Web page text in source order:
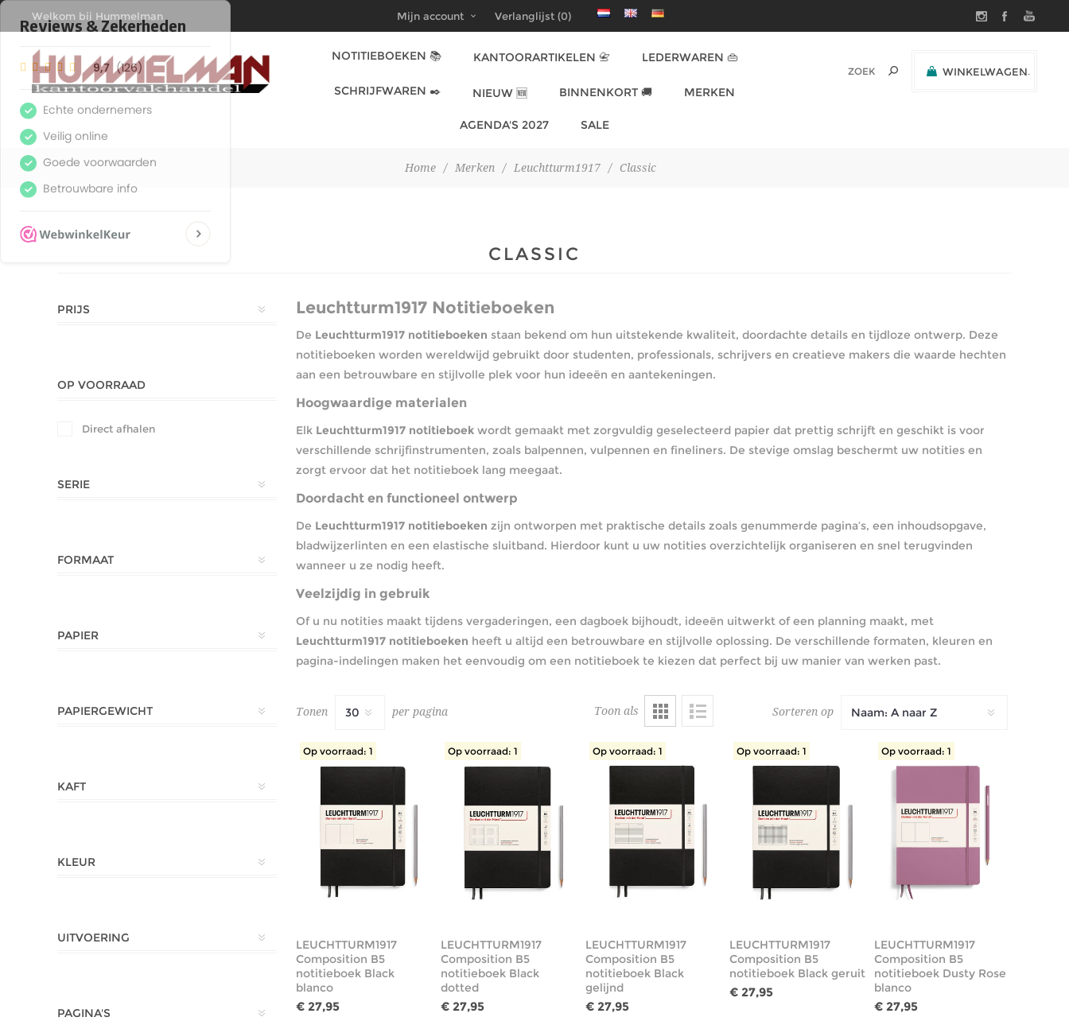
Welkom bij Hummelman
Kantoorvakhandel
Mijn account Verlanglijst (0)
WINKELWAGEN
NOTITIEBOEKEN 📚 KANTOORARTIKELEN 📇 LEDERWAREN 👜
SCHRIJFWAREN ✒️ NIEUW 🆕 BINNENKORT 🚚 MERKEN
AGENDA'S 2027 SALE
Home / Merken / Leuchtturm1917 / Classic
CLASSIC
Leuchtturm1917 Notitieboeken
De Leuchtturm1917 notitieboeken staan bekend om hun uitstekende kwaliteit, doordachte details en tijdloze ontwerp. Deze
notitieboeken worden wereldwijd gebruikt door studenten, professionals, schrijvers en creatieve makers die waarde hechten
aan een betrouwbare en stijlvolle plek voor hun ideeën en aantekeningen.
Hoogwaardige materialen
Elk Leuchtturm1917 notitieboek wordt gemaakt met zorgvuldig geselecteerd papier dat prettig schrijft en geschikt is voor
verschillende schrijfinstrumenten, zoals balpennen, vulpennen en fineliners. De stevige omslag beschermt uw notities en
zorgt ervoor dat het notitieboek lang meegaat.
Doordacht en functioneel ontwerp
De Leuchtturm1917 notitieboeken zijn ontworpen met praktische details zoals genummerde pagina’s, een inhoudsopgave,
bladwijzerlinten en een elastische sluitband. Hierdoor kunt u uw notities overzichtelijk organiseren en snel terugvinden
wanneer u ze nodig heeft.
Veelzijdig in gebruik
Of u nu notities maakt tijdens vergaderingen, een dagboek bijhoudt, ideeën uitwerkt of een planning maakt, met
Leuchtturm1917 notitieboeken heeft u altijd een betrouwbare en stijlvolle oplossing. De verschillende formaten, kleuren en
pagina-indelingen maken het eenvoudig om een notitieboek te kiezen dat perfect bij uw manier van werken past.
Toon als Sorteren op
Tonen per pagina
Op voorraad: 1
LEUCHTTURM1917
Composition B5
notitieboek Black
blanco
€ 27,95
Op voorraad: 1
LEUCHTTURM1917
Composition B5
notitieboek Black
dotted
€ 27,95
Op voorraad: 1
LEUCHTTURM1917
Composition B5
notitieboek Black
gelijnd
€ 27,95
Op voorraad: 1
LEUCHTTURM1917
Composition B5
notitieboek Black geruit
€ 27,95
Op voorraad: 1
LEUCHTTURM1917
Composition B5
notitieboek Dusty Rose
blanco
€ 27,95
PRIJS
OP VOORRAAD
Direct afhalen
SERIE
FORMAAT
PAPIER
PAPIERGEWICHT
KAFT
KLEUR
UITVOERING
PAGINA'S